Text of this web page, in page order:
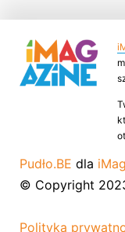
Pudło.BE dla
© Copyright
Polityka